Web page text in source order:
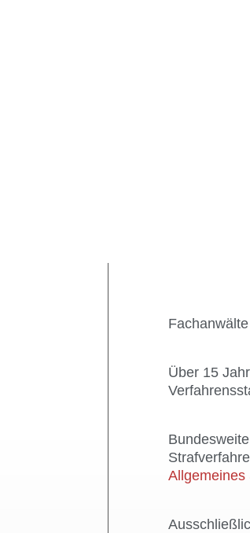
Über 15
Allgemeines